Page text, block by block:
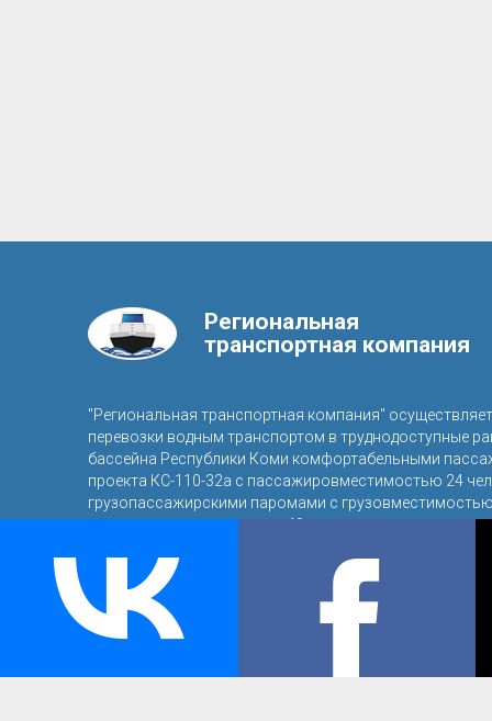
Региональная
транспортная компания
"Региональная транспортная компания"
перевозки водным транспортом в труднодоступные
бассейна Республики Коми комфортабельными
проекта КС-110-32а с пассажировместимостью 24
грузопассажирскими паромами с
пассажировместимостью 40 человек.